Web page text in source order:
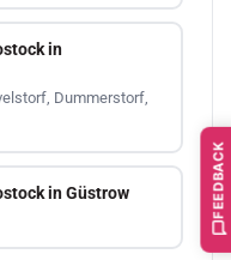
in
Dummerstorf,
in Güstrow FEEDBACK